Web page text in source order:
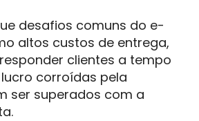
desafios comuns do e-
altos custos de entrega,
clientes a tempo
corroídas pela
ser superados com a